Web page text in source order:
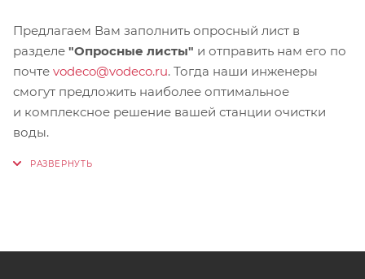
Предлагаем Вам заполнить опросный лист в
разделе "Опросные листы" и отправить нам его по
почте vodeco@vodeco.ru. Тогда наши инженеры
смогут предложить наиболее оптимальное
и комплексное решение вашей станции очистки
воды.